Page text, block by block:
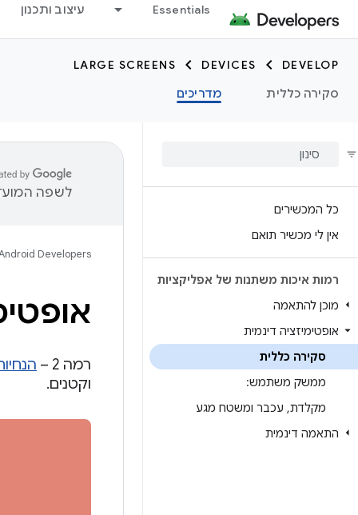
Essentials עיצוב ותכנון
DEVELOP
DEVICES
LARGE SCREENS
סקירה כללית
מדריכים
כל המכשירים
אין לי מכשיר תואם
רמות איכות משתנות של אפליקציות
מוכן להתאמה
אופטימיזציה דינמית
סקירה כללית
ממשק משתמש:
מקלדת, עכבר ומשטח מגע
התאמה דינמית
לשפה
Developers
רמה 2 –
וקטנים.